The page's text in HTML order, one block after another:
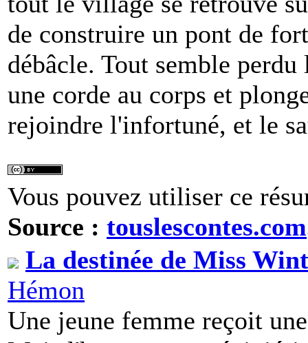
de construire un pont de
débâcle. Tout semble
une corde au corps et
rejoindre l'infortuné, et le
Vous pouvez utiliser ce
Source : touslescontes.com
La destinée de Miss
Hémon
Une jeune femme reçoit